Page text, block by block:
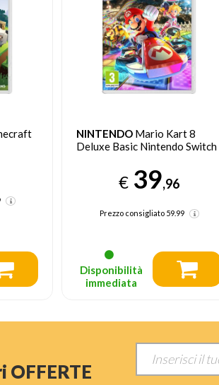
NINTENDO Mario Kart 8
Deluxe Basic Nintendo Switch
€ 39,96
Prezzo consigliato59.99
Disponibilità
immediata